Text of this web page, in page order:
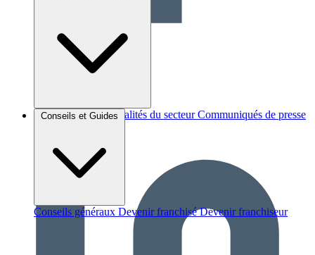
Brèves et actus Actualités du secteur Communiqués de presse
Conseils et Guides
Conseils généraux Devenir franchisé Devenir franchiseur